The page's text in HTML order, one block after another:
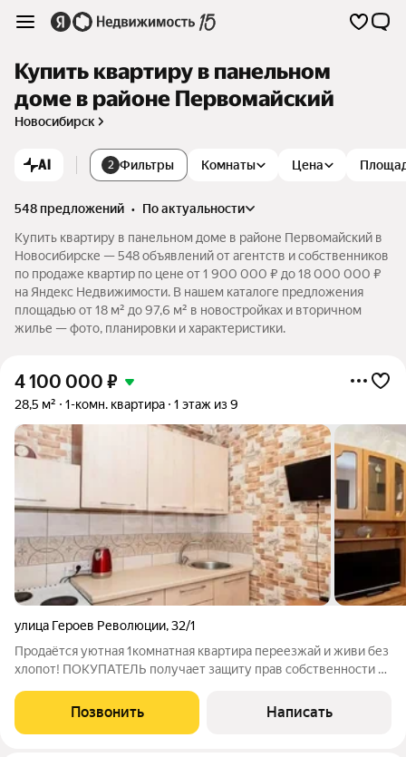
Купить квартиру в панельном
доме в районе Первомайский
Новосибирск
AI 2 Фильтры Комнаты Цена
548 предложений •
по актуальности
Купить квартиру в панельном доме в районе Первомайский в
Новосибирске — 548 объявлений от агентств и собственников
по продаже квартир по цене от 1 900 000 ₽ до 18 000 000 ₽
на Яндекс Недвижимости. В нашем каталоге предложения
площадью от 18 м² до 97,6 м² в новостройках и вторичном
жилье — фото, планировки и характеристики.
4 100 000 ₽
28,5 м² 1-комн. квартира 1 этаж из 9
улица Героев Революции,32/1
Продаётся уютная 1комнатная квартира переезжай и живи без
хлопот! ПОКУПАТЕЛЬ получает защиту прав собственности за
подтверждающий гарантийные обязательства компании перед
Позвонить Написать